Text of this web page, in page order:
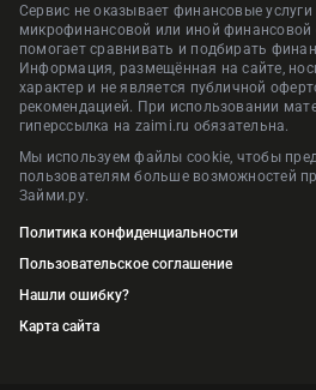
Сервис не оказывает финансовые услуги
микрофинансовой или иной финансовой
помогает сравнивать и подбирать
Информация, размещённая на сайте,
характер и не является публичной
рекомендацией. При использовании
гиперссылка на zaimi.ru обязательна.
Мы используем файлы cookie, чтобы
пользователям больше возможностей
Займи.ру.
Политика конфиденциальности
Пользовательское соглашение
Нашли ошибку?
Карта сайта